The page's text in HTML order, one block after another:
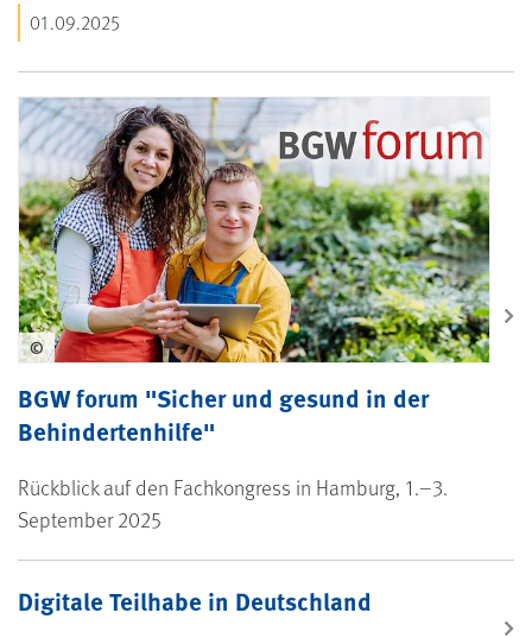
01.09.2025
BGW forum "Sicher und gesund in der
Behindertenhilfe"
Rückblick auf den Fachkongress in Hamburg, 1.–3.
September 2025
©
Digitale Teilhabe in Deutschland